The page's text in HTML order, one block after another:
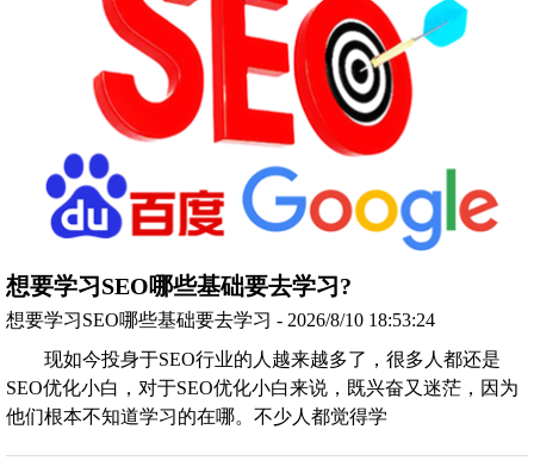
想要学习SEO哪些基础要去学习?
想要学习SEO哪些基础要去学习 - 2026/8/10 18:53:24
现如今投身于SEO行业的人越来越多了，很多人都还是
SEO优化小白，对于SEO优化小白来说，既兴奋又迷茫，因为
他们根本不知道学习的在哪。不少人都觉得学